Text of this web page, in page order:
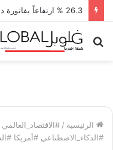
26.3 % ارتفاعاً بفاتورة دعم التموين خلال يونيو الماضي
بحث
الرئيسية /
#الذكاء_الاصطناعي #أمريكا